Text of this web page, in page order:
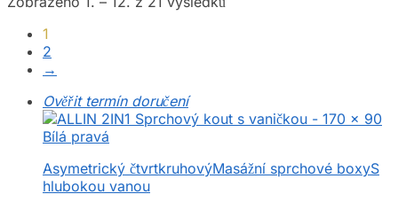
1
2
→
Ověřit termín doručení
Asymetrický čtvrtkruhovýMasážní sprchové boxyS
hlubokou vanou